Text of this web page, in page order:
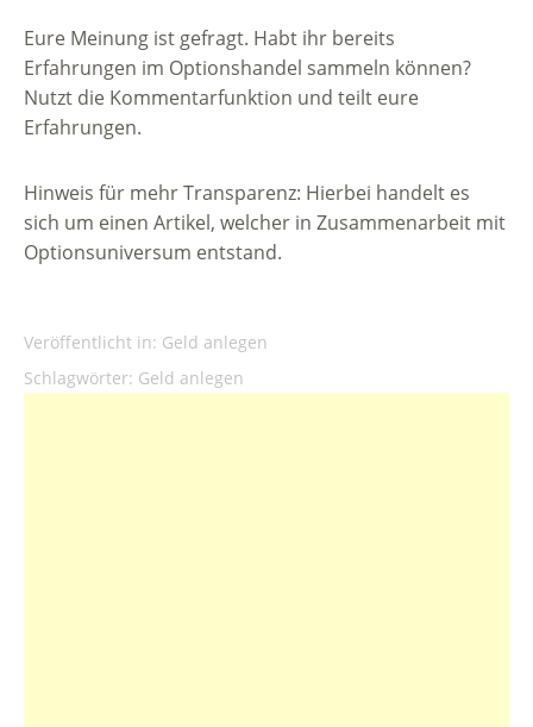
Eure Meinung ist gefragt. Habt ihr bereits
Erfahrungen im Optionshandel sammeln können?
Nutzt die Kommentarfunktion und teilt eure
Erfahrungen.
Hinweis für mehr Transparenz: Hierbei handelt es
sich um einen Artikel, welcher in Zusammenarbeit mit
Optionsuniversum entstand.
Veröffentlicht in: Geld anlegen
Schlagwörter: Geld anlegen